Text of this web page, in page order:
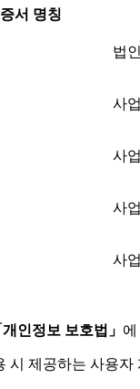
서 명칭
법
사
사
사
사
개인정보 보호법」
시 제공하는 사용